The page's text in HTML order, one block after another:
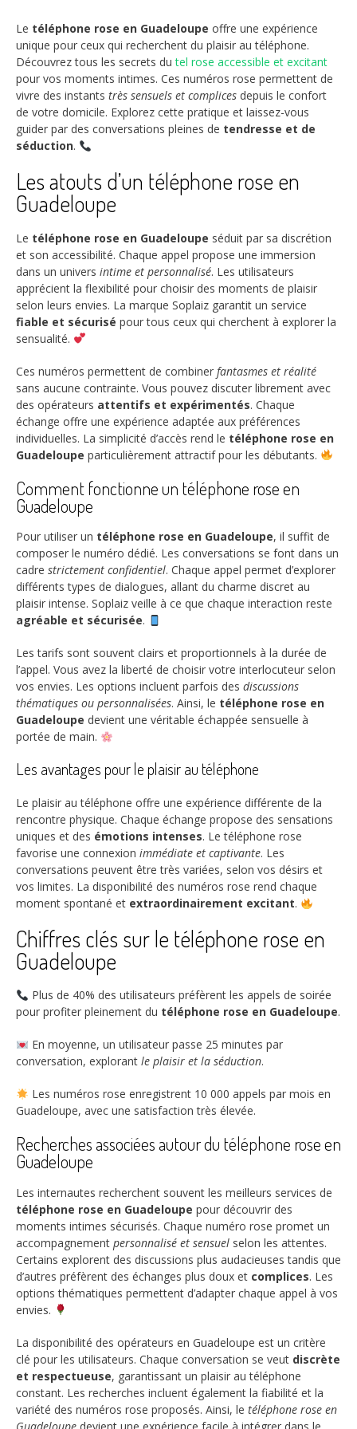
Le téléphone rose en Guadeloupe offre une expérience
unique pour ceux qui recherchent du plaisir au téléphone.
Découvrez tous les secrets dutel rose accessible et excitant
pour vos moments intimes. Ces numéros rose permettent de
vivre des instants très sensuels et complices depuis le confort
de votre domicile. Explorez cette pratique et laissez-vous
guider par des conversations pleines de tendresse et de
séduction.
Les atouts d’un téléphone rose en
Guadeloupe
Le téléphone rose en Guadeloupe séduit par sa discrétion
et son accessibilité. Chaque appel propose une immersion
dans un univers intime et personnalisé. Les utilisateurs
apprécient la flexibilité pour choisir des moments de plaisir
selon leurs envies. La marque Soplaiz garantit un service
fiable et sécurisé pour tous ceux qui cherchent à explorer la
sensualité.
Ces numéros permettent de combiner fantasmes et réalité
sans aucune contrainte. Vous pouvez discuter librement avec
des opérateurs attentifs et expérimentés. Chaque
échange offre une expérience adaptée aux préférences
individuelles. La simplicité d’accès rend le téléphone rose en
Guadeloupe particulièrement attractif pour les débutants.
Comment fonctionne un téléphone rose en
Guadeloupe
Pour utiliser un téléphone rose en Guadeloupe, il suffit de
composer le numéro dédié. Les conversations se font dans un
cadre strictement confidentiel. Chaque appel permet d’explorer
différents types de dialogues, allant du charme discret au
plaisir intense. Soplaiz veille à ce que chaque interaction reste
agréable et sécurisée.
Les tarifs sont souvent clairs et proportionnels à la durée de
l’appel. Vous avez la liberté de choisir votre interlocuteur selon
vos envies. Les options incluent parfois des discussions
thématiques ou personnalisées. Ainsi, le téléphone rose en
Guadeloupe devient une véritable échappée sensuelle à
portée de main.
Les avantages pour le plaisir au téléphone
Le plaisir au téléphone offre une expérience différente de la
rencontre physique. Chaque échange propose des sensations
uniques et des émotions intenses. Le téléphone rose
favorise une connexion immédiate et captivante. Les
conversations peuvent être très variées, selon vos désirs et
vos limites. La disponibilité des numéros rose rend chaque
moment spontané et extraordinairement excitant.
Chiffres clés sur le téléphone rose en
Guadeloupe
Plus de 40% des utilisateurs préfèrent les appels de soirée
pour profiter pleinement du téléphone rose en Guadeloupe.
En moyenne, un utilisateur passe 25 minutes par
conversation, explorant le plaisir et la séduction.
Les numéros rose enregistrent 10 000 appels par mois en
Guadeloupe, avec une satisfaction très élevée.
Recherches associées autour du téléphone rose en
Guadeloupe
Les internautes recherchent souvent les meilleurs services de
téléphone rose en Guadeloupe pour découvrir des
moments intimes sécurisés. Chaque numéro rose promet un
accompagnement personnalisé et sensuel selon les attentes.
Certains explorent des discussions plus audacieuses tandis que
d’autres préfèrent des échanges plus doux et complices. Les
options thématiques permettent d’adapter chaque appel à vos
envies.
La disponibilité des opérateurs en Guadeloupe est un critère
clé pour les utilisateurs. Chaque conversation se veut discrète
et respectueuse, garantissant un plaisir au téléphone
constant. Les recherches incluent également la fiabilité et la
variété des numéros rose proposés. Ainsi, le téléphone rose en